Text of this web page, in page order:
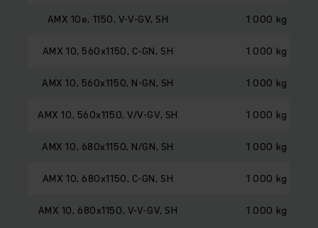
AMX 10e, 1150, V-V-GV, SH 1 000 kg
AMX 10, 560x1150, C-GN, SH 1 000 kg
AMX 10, 560x1150, N-GN, SH 1 000 kg
AMX 10, 560x1150, V/V-GV, SH 1 000 kg
AMX 10, 680x1150, N/GN, SH 1 000 kg
AMX 10, 680x1150, C-GN, SH 1 000 kg
AMX 10, 680x1150, V-V-GV, SH 1 000 kg